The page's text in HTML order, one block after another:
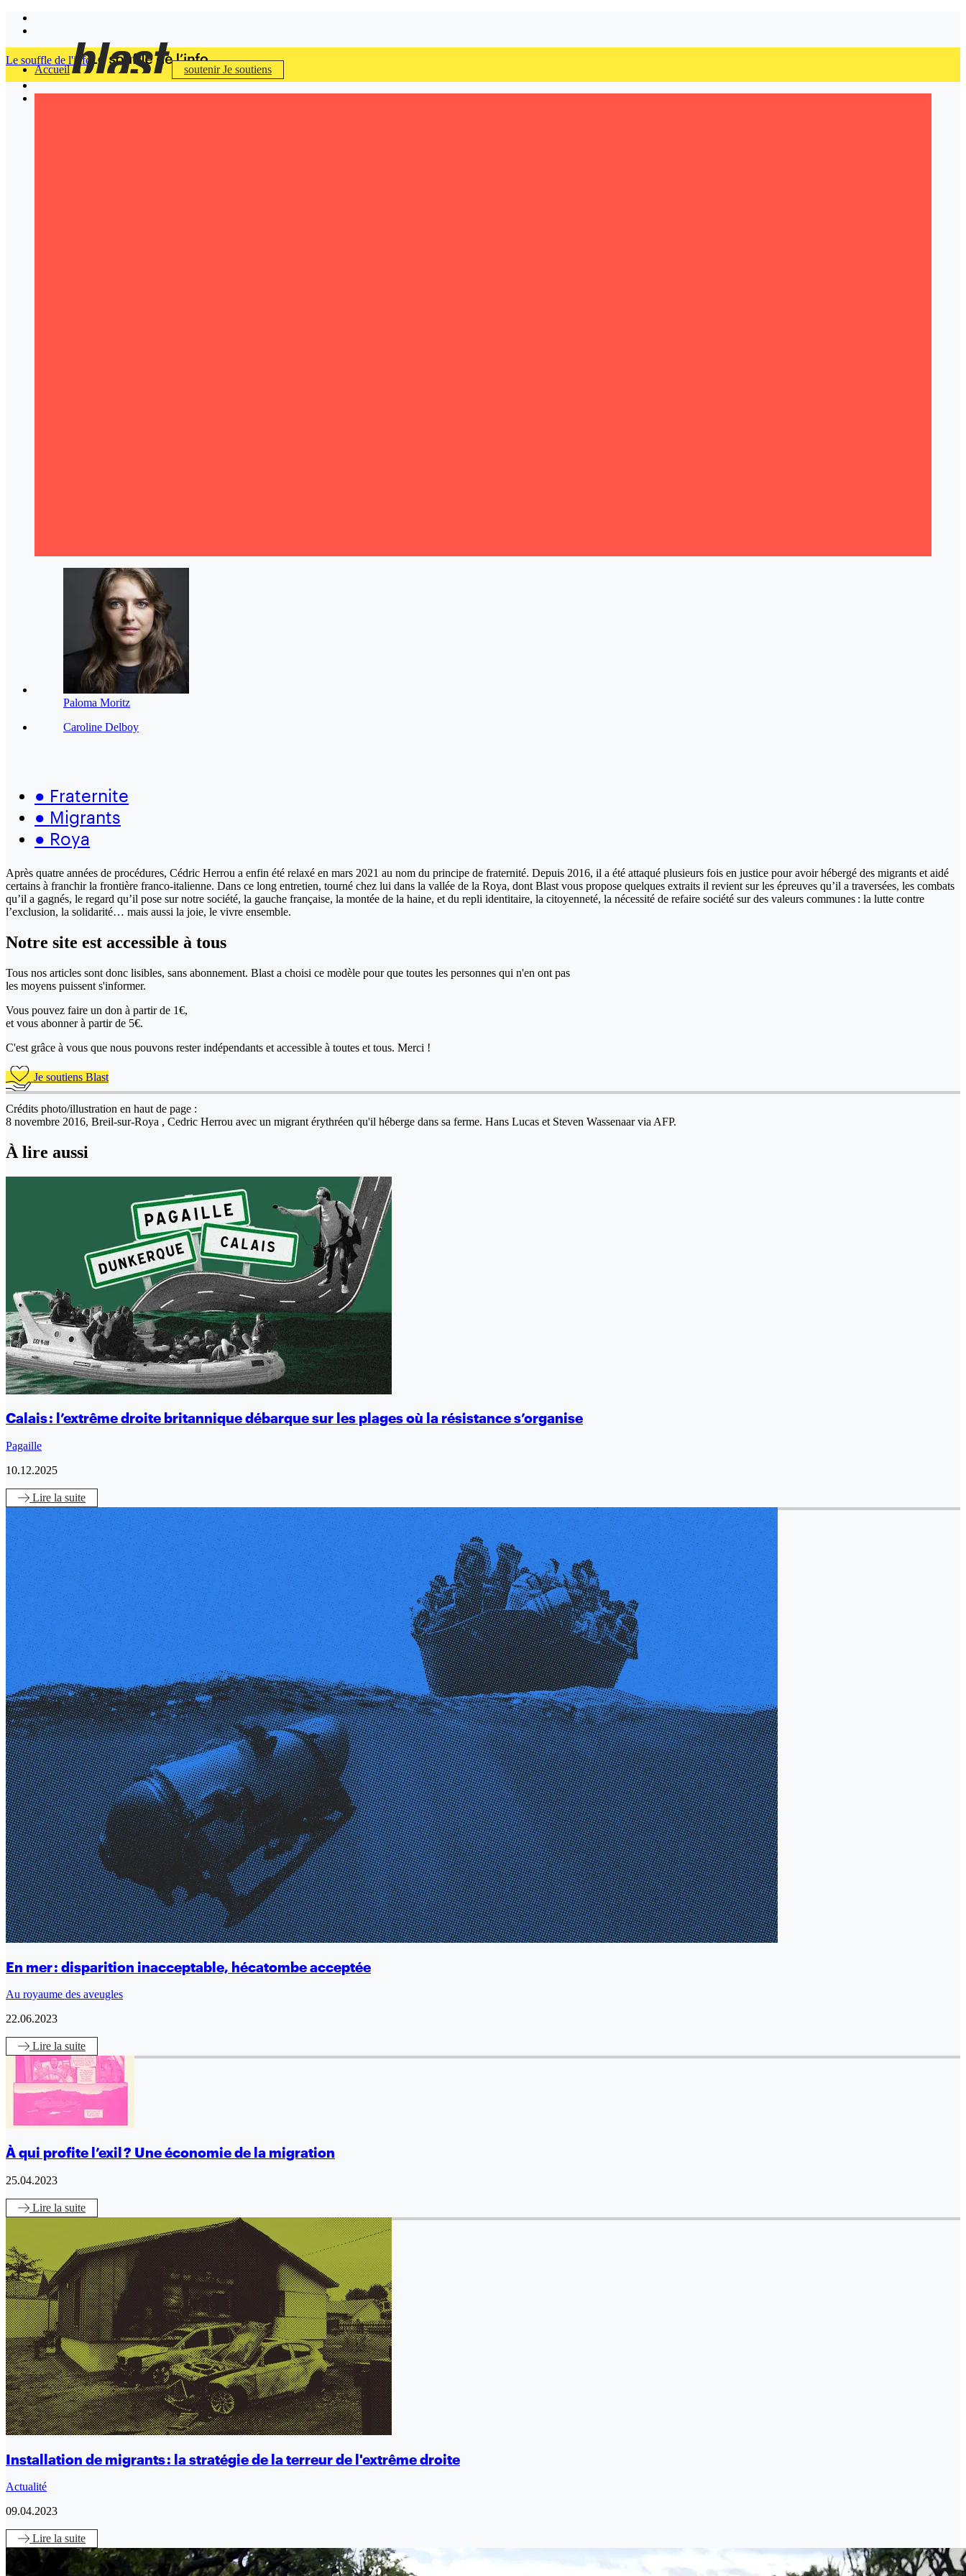
Accueil soutenirJe soutiens
Le souffle de l'info
Paloma Moritz
Caroline Delboy
● Fraternite
● Migrants
● Roya
Après quatre années de procédures, Cédric Herrou a enfin été relaxé en mars 2021 au nom du principe de fraternité. Depuis 2016, il a été attaqué plusieurs fois en justice pour avoir hébergé des migrants et aidé
certains à franchir la frontière franco-italienne. Dans ce long entretien, tourné chez lui dans la vallée de la Roya, dont Blast vous propose quelques extraits il revient sur les épreuves qu’il a traversées, les combats
qu’il a gagnés, le regard qu’il pose sur notre société, la gauche française, la montée de la haine, et du repli identitaire, la citoyenneté, la nécessité de refaire société sur des valeurs communes : la lutte contre
l’exclusion, la solidarité… mais aussi la joie, le vivre ensemble.
Notre site est accessible à tous
Tous nos articles sont donc lisibles, sans abonnement. Blast a choisi ce modèle pour que toutes les personnes qui n'en ont pas
les moyens puissent s'informer.
Vous pouvez faire un don à partir de 1€,
et vous abonner à partir de 5€.
C'est grâce à vous que nous pouvons rester indépendants et accessible à toutes et tous. Merci !
Je soutiens Blast
Crédits photo/illustration en haut de page :
8 novembre 2016, Breil-sur-Roya , Cedric Herrou avec un migrant érythréen qu'il héberge dans sa ferme. Hans Lucas et Steven Wassenaar via AFP.
À lire aussi
Calais : l’extrême droite britannique débarque sur les plages où la résistance s’organise
Pagaille
10.12.2025
Lire la suite
En mer : disparition inacceptable, hécatombe acceptée
Au royaume des aveugles
22.06.2023
Lire la suite
À qui profite l’exil ? Une économie de la migration
25.04.2023
Lire la suite
Installation de migrants : la stratégie de la terreur de l'extrême droite
Actualité
09.04.2023
Lire la suite